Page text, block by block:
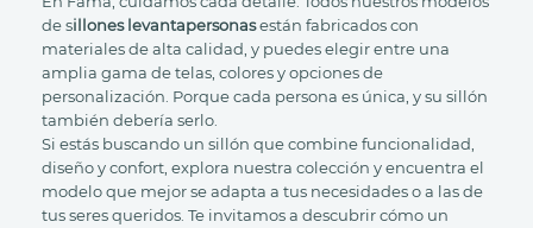
de sillones levantapersonasestán fabricados con
materiales de alta calidad, y puedes elegir entre una
amplia gama de telas, colores y opciones de
personalización. Porque cada persona es única, y su sillón
también debería serlo.
Si estás buscando un sillón que combine funcionalidad,
diseño y confort, explora nuestra colección y encuentra el
modelo que mejor se adapta a tus necesidades o a las de
tus seres queridos. Te invitamos a descubrir cómo un